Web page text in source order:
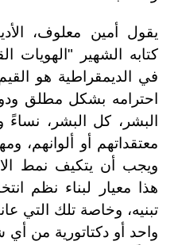
يقول أمين معلوف،
كتابه الشهير "الهويات
في الديمقراطية هو
احترامه بشكل مطلق
البشر، كل البشر، نساءً
معتقداتهم أو ألوانهم،
ويجب أن يتكيف نمط
هذا معيار لبناء نظم
تبنيه، وخاصة تلك التي
واحد أو دكتاتورية من أي